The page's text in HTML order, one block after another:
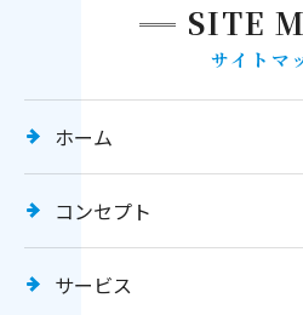
サイトマ
SITE
ホーム
コンセプト
サービス